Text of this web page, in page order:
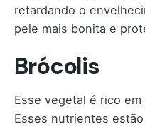
retardando o
pele mais bonita e
Brócolis
Esse vegetal é rico
Esses nutrientes